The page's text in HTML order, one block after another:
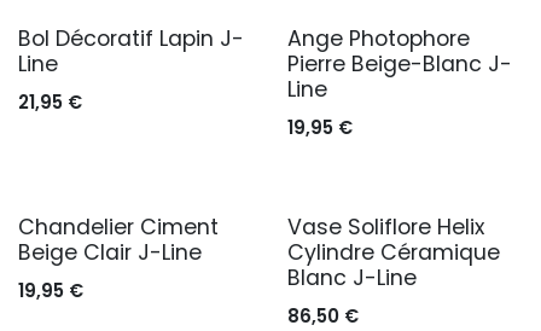
Bol Décoratif Lapin J-
Line
21,95 €
Ange Photophore
Pierre Beige-Blanc J-
Line
19,95€
Chandelier Ciment
Beige Clair J-Line
19,95 €
Vase Soliflore Helix
Cylindre Céramique
Blanc J-Line
86,50€